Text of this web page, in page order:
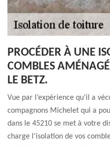
PROCÉDER À UNE
COMBLES
LE BETZ.
Vue par l’expérience qu’il a
compagnons Michelet qui a
dans le 45210 se met à votre
charge l’isolation de vos